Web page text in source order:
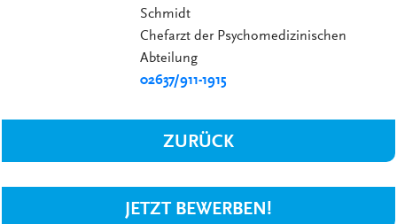
Schmidt
Chefarzt der Psychomedizinischen
Abteilung
02637/911-1915
ZURÜCK
JETZT BEWERBEN!